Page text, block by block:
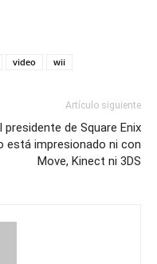
video wii
Artículo siguiente
presidente de Square Enix
está impresionado ni con
Move, Kinect ni 3DS